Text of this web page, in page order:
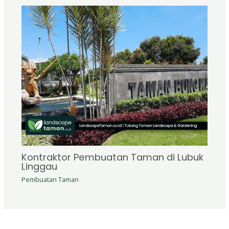
Kontraktor Pembuatan Taman di Lubuk
Linggau
Pembuatan Taman